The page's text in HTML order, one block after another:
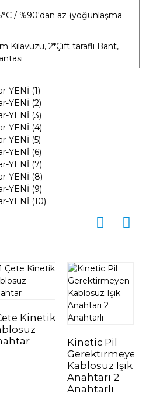
/ %90'dan az (yoğunlaşma
Kılavuzu, 2*Çift taraflı Bant,
Kinetik
Kinetic Pil
Gerektirmeyen
Kablosuz Işık
Anahtarı 2
Anahtarlı